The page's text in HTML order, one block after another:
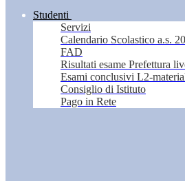
Studenti
Servizi
Calendario Scolastico a.s.
FAD
Risultati esame Prefettura
Esami conclusivi L2-
Consiglio di Istituto
Pago in Rete